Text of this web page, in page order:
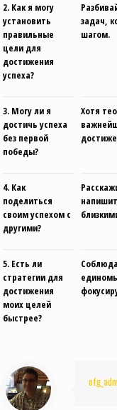
2. Как я могу
установить
правильные
цели для
достижения
успеха?
задач,
шагом.
3. Могу ли я
достичь успеха
без первой
победы?
Хотя
4. Как
поделиться
своим успехом с
другими?
5. Есть ли
стратегии для
достижения
моих целей
быстрее?